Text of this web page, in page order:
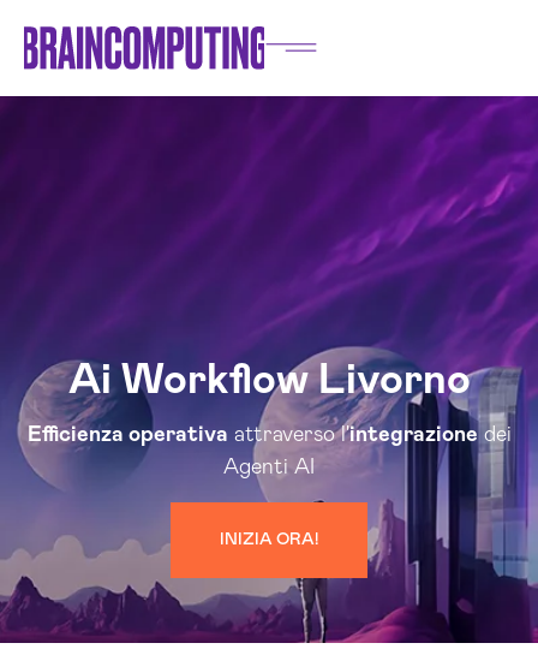
Ai Workflow Livorno
Efficienza operativa attraverso l'integrazione dei
Agenti AI
INIZIA ORA!